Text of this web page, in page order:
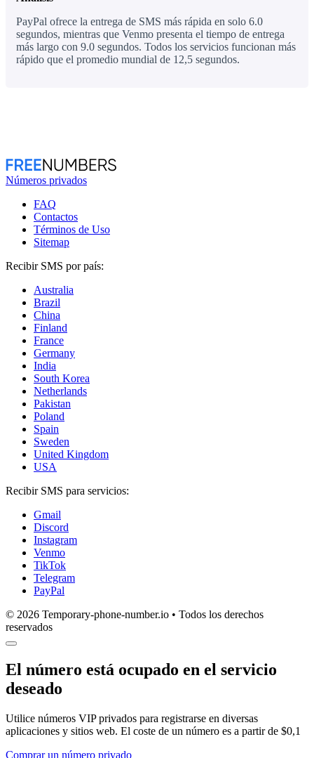
PayPal ofrece la entrega de SMS más rápida en solo 6.0
segundos, mientras que Venmo presenta el tiempo de entrega
más largo con 9.0 segundos. Todos los servicios funcionan más
rápido que el promedio mundial de 12,5 segundos.
Números privados
FAQ
Contactos
Términos de Uso
Sitemap
Recibir SMS por país:
Australia
Brazil
China
Finland
France
Germany
India
South Korea
Netherlands
Pakistan
Poland
Spain
Sweden
United Kingdom
USA
Recibir SMS para servicios:
Gmail
Discord
Instagram
Venmo
TikTok
Telegram
PayPal
© 2026 Temporary-phone-number.io • Todos los derechos
reservados
El número está ocupado en el servicio
deseado
Utilice números VIP privados para registrarse en diversas
aplicaciones y sitios web. El coste de un número es a partir de $0,1
Comprar un número privado